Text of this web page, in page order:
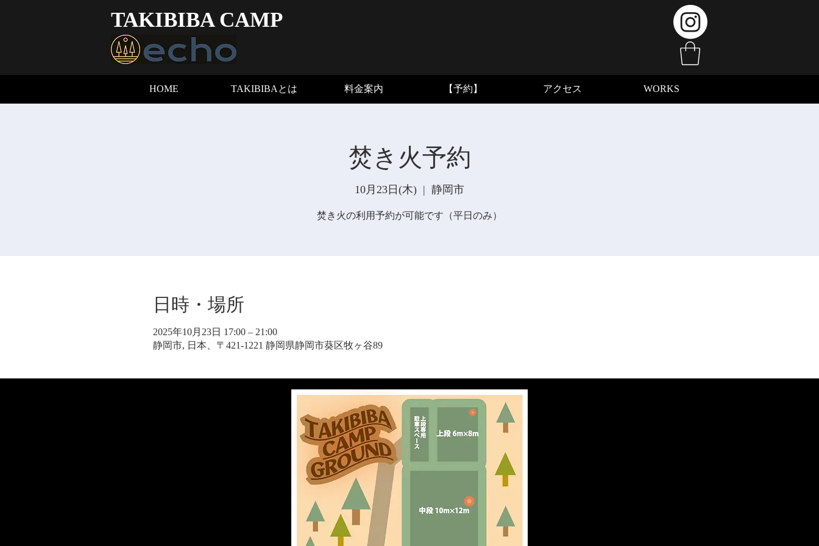
TAKIBIBA CAMP
HOME TAKIBIBAとは 料金案内 【予約】 アクセス WORKS
焚き火予約
10月23日(木)
  |
静岡市
焚き火の利用予約が可能です（平日のみ）
日時・場所
2025年10月23日 17:00 – 21:00
静岡市, 日本、〒421-1221 静岡県静岡市葵区牧ヶ谷89